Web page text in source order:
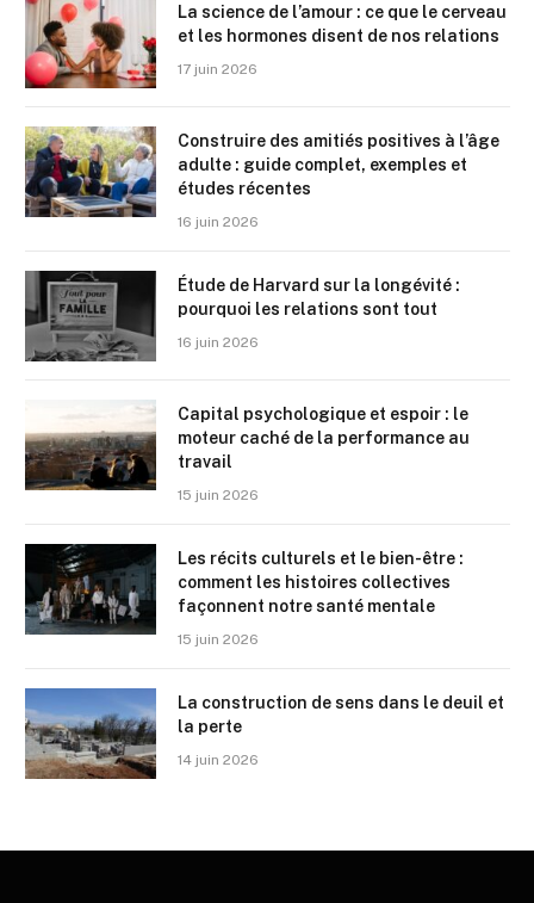
La science de l’amour : ce que le cerveau
et les hormones disent de nos relations
17 juin 2026
Construire des amitiés positives à l’âge
adulte : guide complet, exemples et
études récentes
16 juin 2026
Étude de Harvard sur la longévité :
pourquoi les relations sont tout
16 juin 2026
Capital psychologique et espoir : le
moteur caché de la performance au
travail
15 juin 2026
Les récits culturels et le bien-être :
comment les histoires collectives
façonnent notre santé mentale
15 juin 2026
La construction de sens dans le deuil et
la perte
14 juin 2026